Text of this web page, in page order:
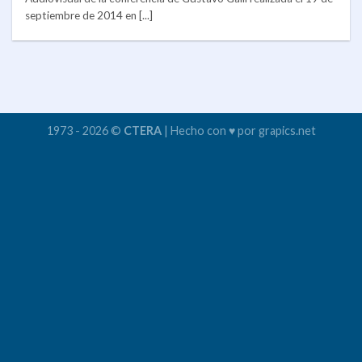
septiembre de 2014 en [...]
1973 - 2026 © CTERA| Hecho con ♥ por grapics.net